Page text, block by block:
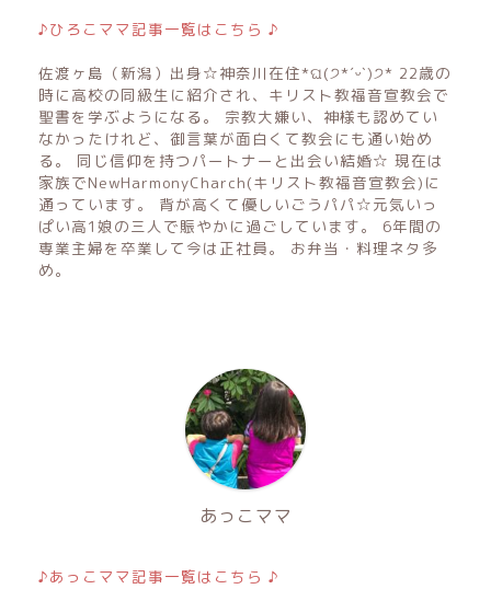
♪ひろこママ記事一覧はこちら ♪
佐渡ヶ島（新潟）出身☆神奈川在住*ଘ(੭*ˊᵕˋ)੭* 22歳の
時に高校の同級生に紹介され、キリスト教福音宣教会で
聖書を学ぶようになる。 宗教大嫌い、神様も認めてい
なかったけれど、御言葉が面白くて教会にも通い始め
る。 同じ信仰を持つパートナーと出会い結婚☆ 現在は
家族でNewHarmonyCharch(キリスト教福音宣教会)に
通っています。 背が高くて優しいごうパパ☆元気いっ
ぱい高1娘の三人で賑やかに過ごしています。 6年間の
専業主婦を卒業して今は正社員。 お弁当・料理ネタ多
め。
あっこママ
♪あっこママ記事一覧はこちら ♪